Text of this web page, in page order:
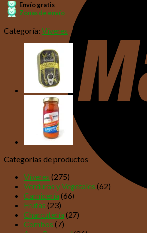
Envío gratis
Zonas de envío
Categoría: Víveres
Categorías de productos
Víveres (275)
Verduras y Vegetales (62)
Carnicería (66)
Frutas (23)
Charcutería (27)
Combos (7)